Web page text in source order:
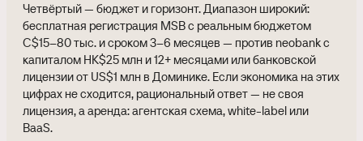
Четвёртый — бюджет и горизонт. Диапазон широкий:
бесплатная регистрация MSB с реальным бюджетом
C$15–80 тыс. и сроком 3–6 месяцев — против neobank с
капиталом HK$25 млн и 12+ месяцами или банковской
лицензии от US$1 млн в Доминике. Если экономика на этих
цифрах не сходится, рациональный ответ — не своя
лицензия, а аренда: агентская схема, white-label или
BaaS.